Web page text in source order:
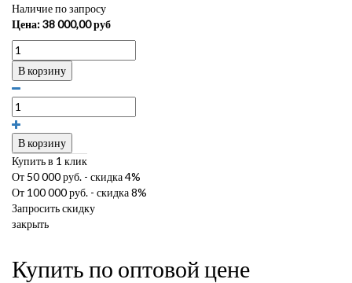
Наличие по запросу
Цена:38 000,00руб
В корзину
В корзину
Купить в 1 клик
От 50 000 руб. - скидка 4%
От 100 000 руб. - скидка 8%
Запросить скидку
закрыть
Купить по оптовой цене